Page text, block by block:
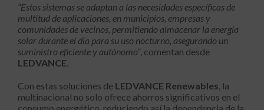
“Estos sistemas se adaptan a las necesidades específicas de
multitud de aplicaciones, en municipios, empresas y
comunidades de vecinos, permitiendo almacenar la energía
solar durante el día para su uso nocturno, asegurando un
suministro eficiente y autónomo” , comentan desde
LEDVANCE
Con estas soluciones de LEDVANCE Renewables , la
multinacional no solo ofrece ahorros significativos en el
consumo energético, reduciendo así la dependencia de la